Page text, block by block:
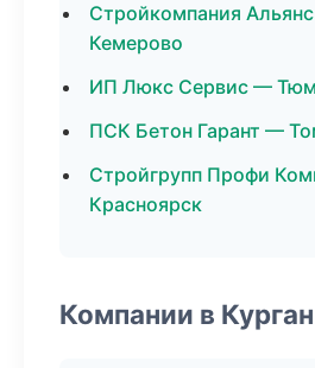
Стройкомпания
Кемерово
ИП Люкс Сервис —
ПСК Бетон Гарант —
Стройгрупп Профи
Красноярск
Компании в Курган